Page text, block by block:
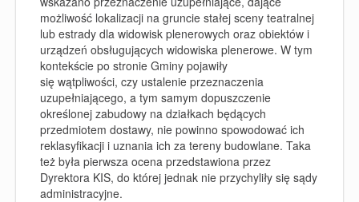
możliwość lokalizacji na gruncie stałej sceny teatralnej
lub estrady dla widowisk plenerowych oraz obiektów i
urządzeń obsługujących widowiska plenerowe. W tym
kontekście po stronie Gminy pojawiły
się wątpliwości, czy ustalenie przeznaczenia
uzupełniającego, a tym samym dopuszczenie
określonej zabudowy na działkach będących
przedmiotem dostawy, nie powinno spowodować ich
reklasyfikacji i uznania ich za tereny budowlane. Taka
też była pierwsza ocena przedstawiona przez
Dyrektora KIS, do której jednak nie przychyliły się sądy
administracyjne.